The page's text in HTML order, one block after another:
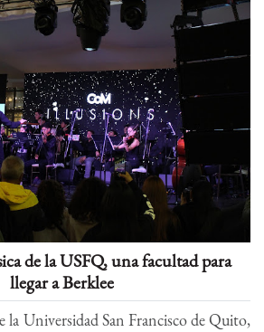
de la USFQ, una facultad para
llegar a Berklee
la Universidad San Francisco de Quito,